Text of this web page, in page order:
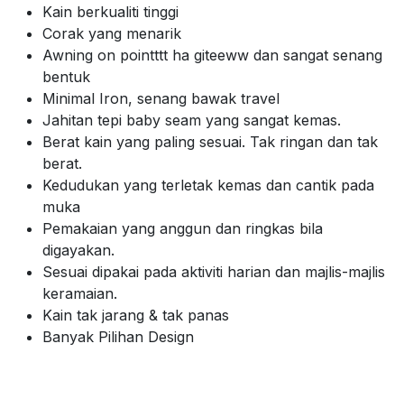
Kain berkualiti tinggi
Corak yang menarik
Awning on pointttt ha giteeww dan sangat senang
bentuk
Minimal Iron, senang bawak travel
Jahitan tepi baby seam yang sangat kemas.
Berat kain yang paling sesuai. Tak ringan dan tak
berat.
Kedudukan yang terletak kemas dan cantik pada
muka
Pemakaian yang anggun dan ringkas bila
digayakan.
Sesuai dipakai pada aktiviti harian dan majlis-majlis
keramaian.
Kain tak jarang & tak panas
Banyak Pilihan Design